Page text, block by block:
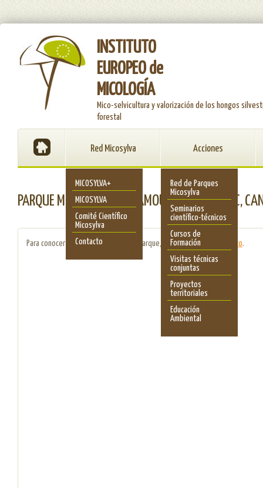
INSTITUTO
EUROPEO de
MICOLOGÍA
Mico-selvicultura y valorización de los hongos
forestal
Red Micosylva
MICOSYLVA+
MICOSYLVA
Comité Científico
Micosylva
Contacto
Acciones
Red de Parques
Micosylva
Seminarios
científico-técnicos
Cursos de
Formación
Visitas técnicas
conjuntas
Proyectos
territoriales
Educación
Ambiental
PARQUE MICOLÓGICO DE KAMOURASKA, QUEBEC,
Para conocer la candidatura de este parque, consulte este documento.